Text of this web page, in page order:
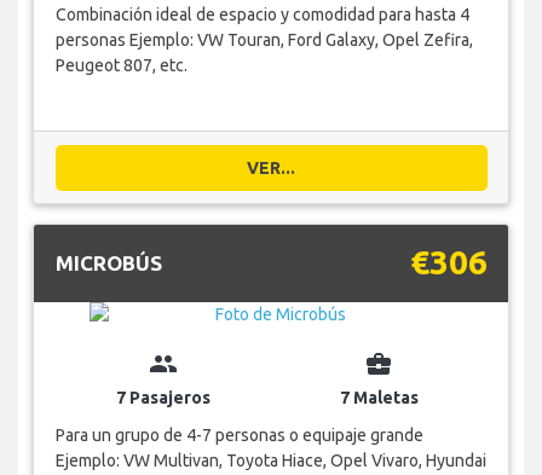
Combinación ideal de espacio y comodidad para hasta 4
personas Ejemplo: VW Touran, Ford Galaxy, Opel Zefira,
Peugeot 807, etc.
VER...
MICROBÚS €306
group
7 Pasajeros
business_center
7 Maletas
Para un grupo de 4-7 personas o equipaje grande
Ejemplo: VW Multivan, Toyota Hiace, Opel Vivaro, Hyundai